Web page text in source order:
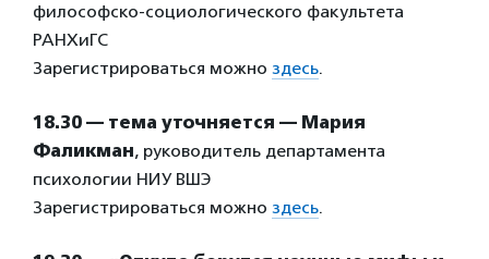
философско-социологического факультета
РАНХиГС
Зарегистрироваться можно здесь.
18.30 — тема уточняется — Мария
Фаликман, руководитель департамента
психологии НИУ ВШЭ
Зарегистрироваться можно здесь.